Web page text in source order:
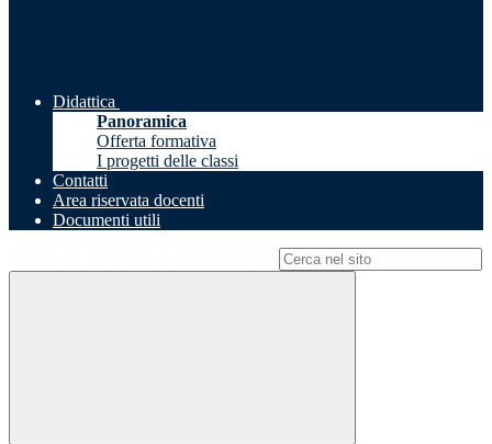
Didattica
Panoramica
Offerta formativa
I progetti delle classi
Contatti
Area riservata docenti
Documenti utili